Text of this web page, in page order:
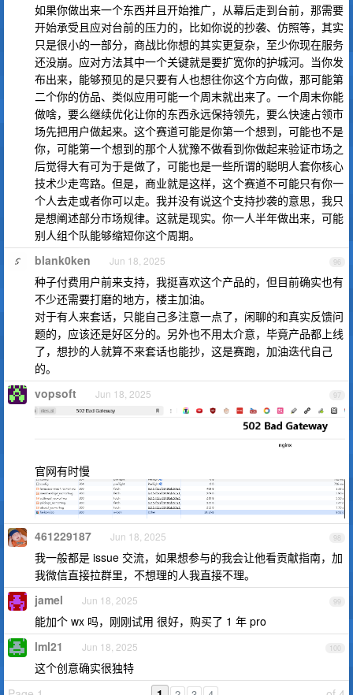
如果你做出来一个东西并且开始推广，从幕后走到台前，那需要
开始承受且应对台前的压力的，比如你说的抄袭、仿照等，其实
只是很小的一部分，商战比你想的其实更复杂，至少你现在服务
还没崩。应对方法其中一个关键就是要扩宽你的护城河。当你发
布出来，能够预见的是只要有人也想往你这个方向做，那可能第
二个你的仿品、类似应用可能一个周末就出来了。一个周末你能
做啥，要么继续优化让你的东西永远保持领先，要么快速占领市
场先把用户做起来。这个赛道可能是你第一个想到，可能也不是
你，可能第一个想到的那个人犹豫不做看到你做起来验证市场之
后觉得大有可为于是做了，可能也是一些所谓的聪明人套你核心
技术少走弯路。但是，商业就是这样，这个赛道不可能只有你一
个人去走或者你可以走。我并没有说这个支持抄袭的意思，我只
是想阐述部分市场规律。这就是现实。你一人半年做出来，可能
别人组个队能够缩短你这个周期。
96
blank0ken Jun 18, 2025
种子付费用户前来支持，我挺喜欢这个产品的，但目前确实也有
不少还需要打磨的地方，楼主加油。
对于有人来套话，只能自己多注意一点了，闲聊的和真实反馈问
题的，应该还是好区分的。另外也不用太介意，毕竟产品都上线
了，想抄的人就算不来套话也能抄，这是赛跑，加油迭代自己
的。
97
vopsoft Jun 18, 2025
官网有时慢
98
461229187 Jun 18, 2025
我一般都是 issue 交流，如果想参与的我会让他看贡献指南，加
我微信直接拉群里，不想理的人我直接不理。
99
jamel Jun 18, 2025
能加个 wx 吗，刚刚试用 很好，购买了 1 年 pro
100
lml21 Jun 18, 2025
这个创意确实很独特